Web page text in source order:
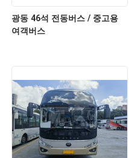
광동 46석 전동버스 / 중고용
여객버스